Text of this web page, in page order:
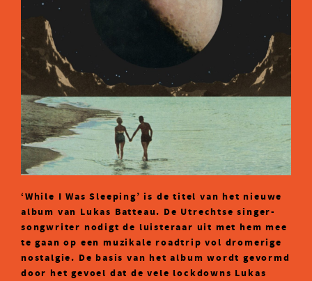
‘While I Was Sleeping’ is de titel van het nieuwe
album van Lukas Batteau. De Utrechtse singer-
songwriter nodigt de luisteraar uit met hem mee
te gaan op een muzikale roadtrip vol dromerige
nostalgie. De basis van het album wordt gevormd
door het gevoel dat de vele lockdowns Lukas